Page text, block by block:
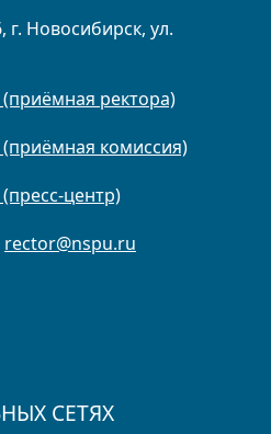
г. Новосибирск, ул.
(приёмная ректора)
(приёмная комиссия)
центр)
rector@nspu.ru
СЕТЯХ